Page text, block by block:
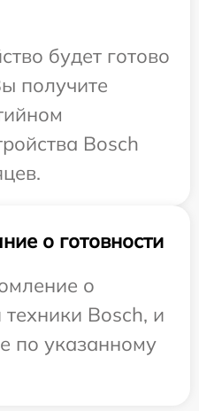
будет готово
получите
Bosch
о готовности
о
Bosch, и
по указанному